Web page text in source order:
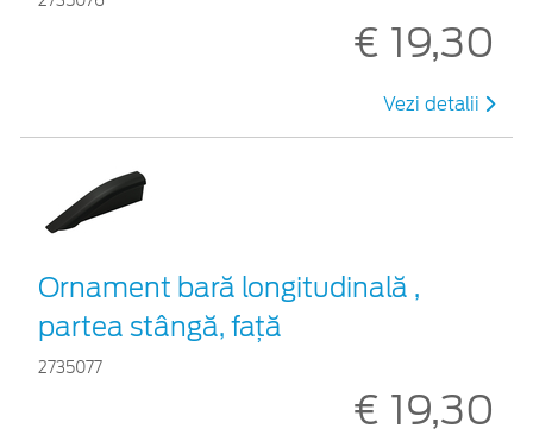
€ 19,30
Vezi detalii
Ornament bară longitudinală ,
partea stângă, față
2735077
€ 19,30